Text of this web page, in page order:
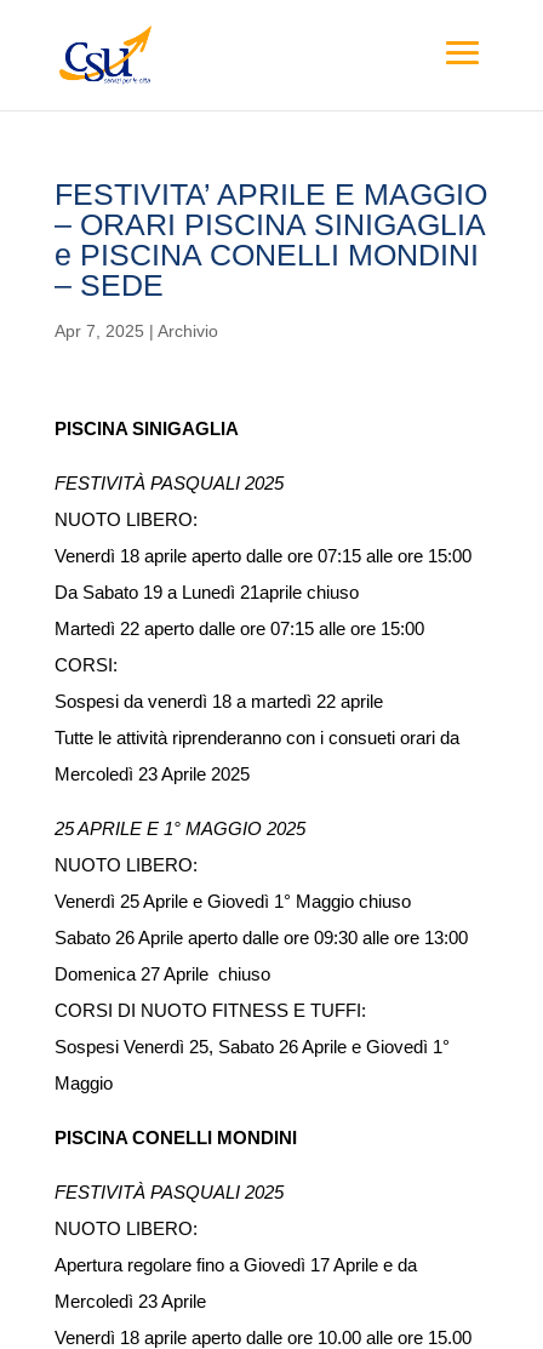
FESTIVITA’ APRILE E MAGGIO
– ORARI PISCINA SINIGAGLIA
e PISCINA CONELLI MONDINI
– SEDE
Apr 7, 2025 | Archivio
PISCINA SINIGAGLIA
FESTIVITÀ PASQUALI 2025
NUOTO LIBERO:
Venerdì 18 aprile aperto dalle ore 07:15 alle ore 15:00
Da Sabato 19 a Lunedì 21aprile chiuso
Martedì 22 aperto dalle ore 07:15 alle ore 15:00
CORSI:
Sospesi da venerdì 18 a martedì 22 aprile
Tutte le attività riprenderanno con i consueti orari da
Mercoledì 23 Aprile 2025
25 APRILE E 1° MAGGIO 2025
NUOTO LIBERO:
Venerdì 25 Aprile e Giovedì 1° Maggio chiuso
Sabato 26 Aprile aperto dalle ore 09:30 alle ore 13:00
Domenica 27 Aprile chiuso
CORSI DI NUOTO FITNESS E TUFFI:
Sospesi Venerdì 25, Sabato 26 Aprile e Giovedì 1°
Maggio
PISCINA CONELLI MONDINI
FESTIVITÀ PASQUALI 2025
NUOTO LIBERO:
Apertura regolare fino a Giovedì 17 Aprile e da
Mercoledì 23 Aprile
Venerdì 18 aprile aperto dalle ore 10.00 alle ore 15.00